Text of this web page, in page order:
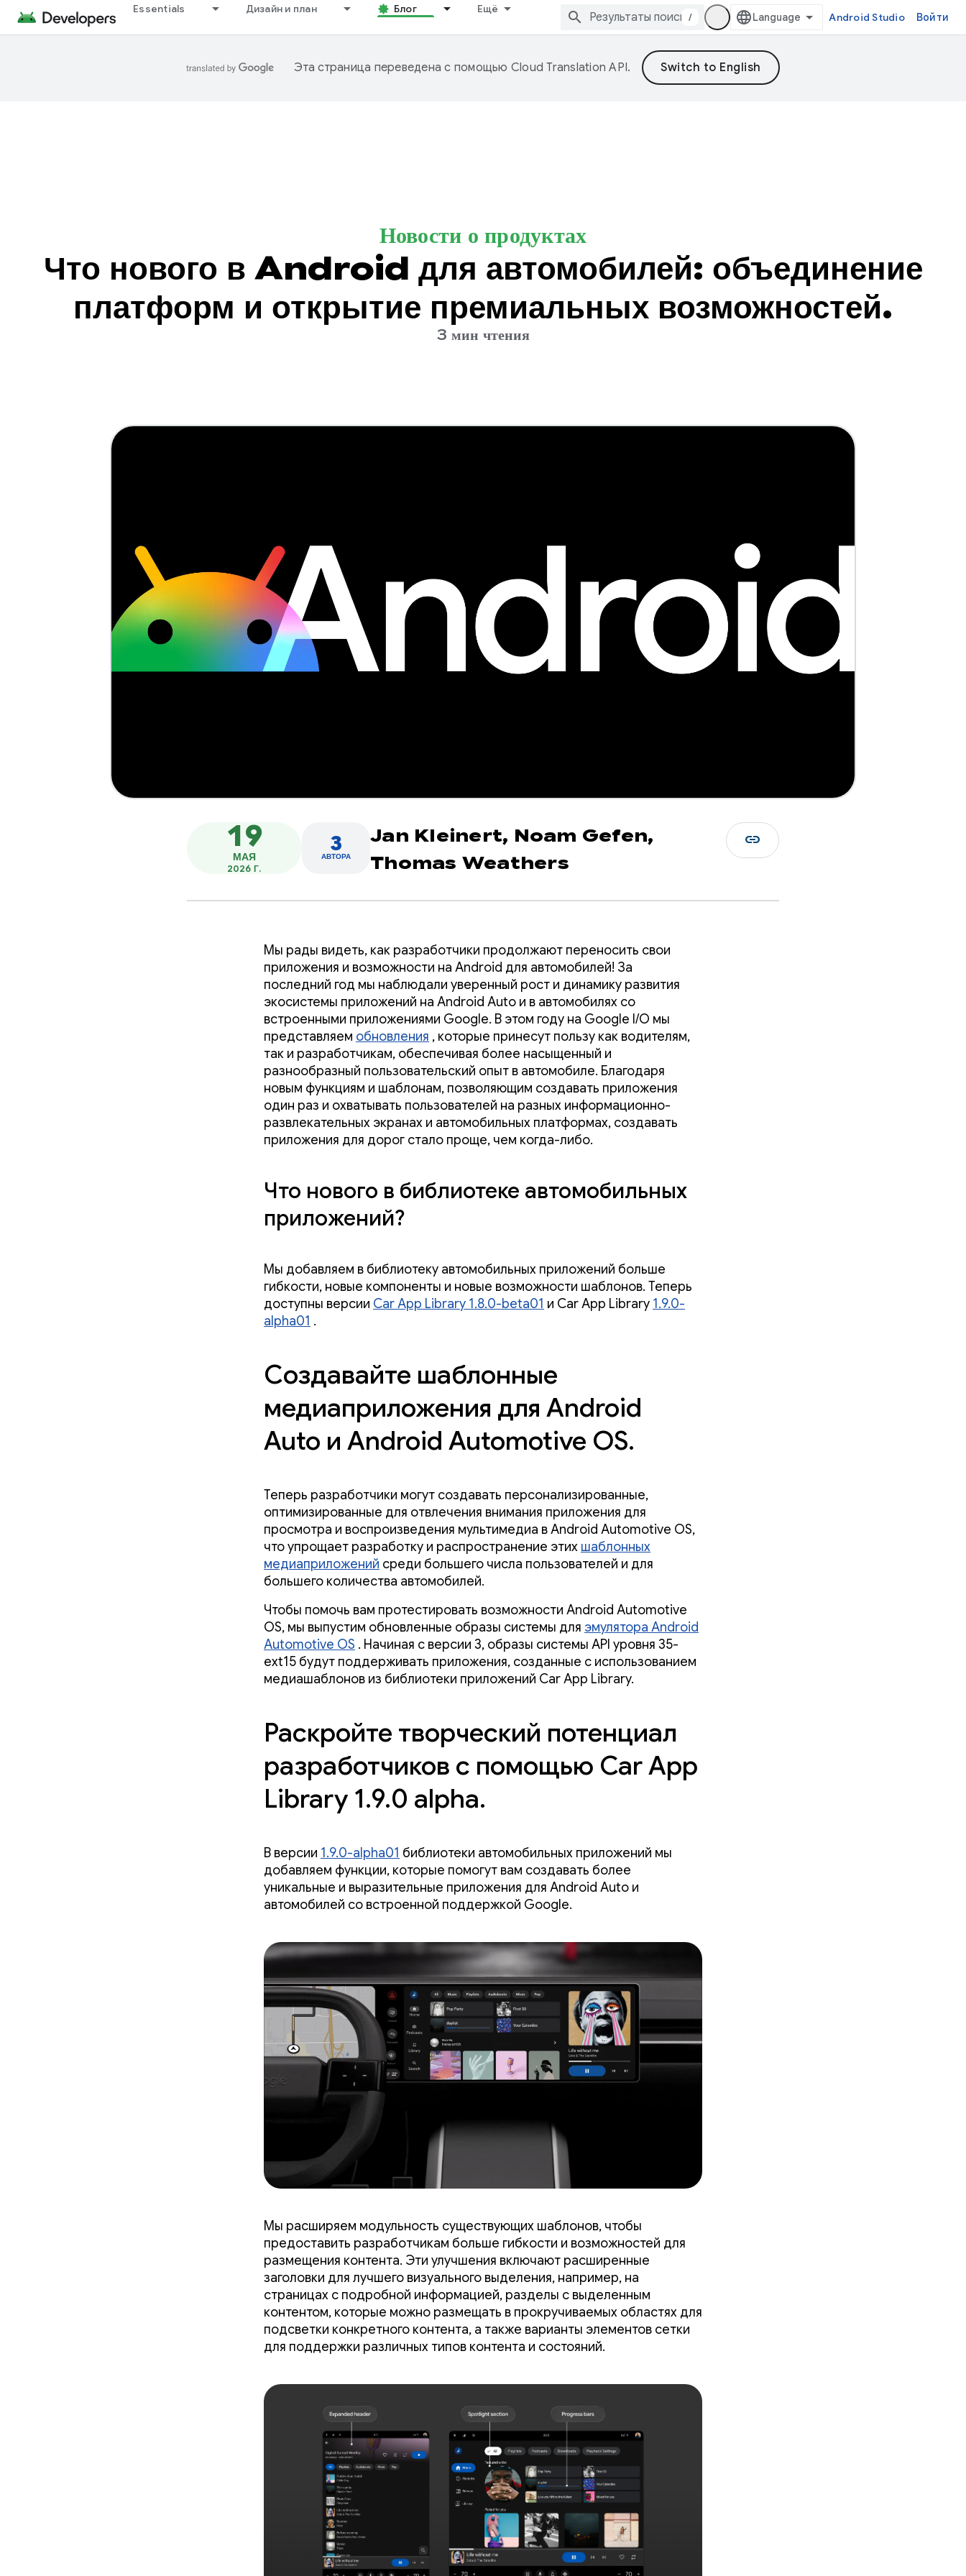
Essentials Дизайн и план Блог Ещё
/ Android Studio Войти
Эта страница переведена с помощью Cloud Translation API.
Новости о продуктах
Что нового в Android для автомобилей: объединение
платформ и открытие премиальных возможностей.
3 мин чтения
19
МАЯ
2026 Г.
3
АВТОРА
Jan Kleinert, Noam Gefen,
Thomas Weathers
link
Мы рады видеть, как разработчики продолжают переносить свои
приложения и возможности на Android для автомобилей! За
последний год мы наблюдали уверенный рост и динамику развития
экосистемы приложений на Android Auto и в автомобилях со
встроенными приложениями Google. В этом году на Google I/O мы
представляем обновления , которые принесут пользу как водителям,
так и разработчикам, обеспечивая более насыщенный и
разнообразный пользовательский опыт в автомобиле. Благодаря
новым функциям и шаблонам, позволяющим создавать приложения
один раз и охватывать пользователей на разных информационно-
развлекательных экранах и автомобильных платформах, создавать
приложения для дорог стало проще, чем когда-либо.
Что нового в библиотеке автомобильных
приложений?
Мы добавляем в библиотеку автомобильных приложений больше
гибкости, новые компоненты и новые возможности шаблонов. Теперь
доступны версии Car App Library 1.8.0-beta01 и Car App Library 1.9.0-
alpha01 .
Создавайте шаблонные
медиаприложения для Android
Auto и Android Automotive OS.
Теперь разработчики могут создавать персонализированные,
оптимизированные для отвлечения внимания приложения для
просмотра и воспроизведения мультимедиа в Android Automotive OS,
что упрощает разработку и распространение этих шаблонных
медиаприложений среди большего числа пользователей и для
большего количества автомобилей.
Чтобы помочь вам протестировать возможности Android Automotive
OS, мы выпустим обновленные образы системы для эмулятора Android
Automotive OS . Начиная с версии 3, образы системы API уровня 35-
ext15 будут поддерживать приложения, созданные с использованием
медиашаблонов из библиотеки приложений Car App Library.
Раскройте творческий потенциал
разработчиков с помощью Car App
Library 1.9.0 alpha.
В версии 1.9.0-alpha01 библиотеки автомобильных приложений мы
добавляем функции, которые помогут вам создавать более
уникальные и выразительные приложения для Android Auto и
автомобилей со встроенной поддержкой Google.
Мы расширяем модульность существующих шаблонов, чтобы
предоставить разработчикам больше гибкости и возможностей для
размещения контента. Эти улучшения включают расширенные
заголовки для лучшего визуального выделения, например, на
страницах с подробной информацией, разделы с выделенным
контентом, которые можно размещать в прокручиваемых областях для
подсветки конкретного контента, а также варианты элементов сетки
для поддержки различных типов контента и состояний.